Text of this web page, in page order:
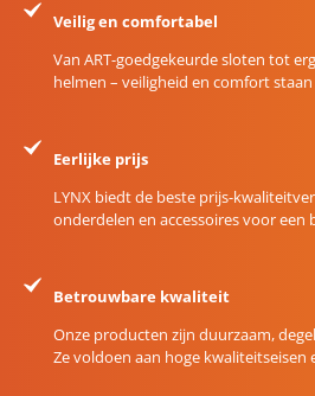
Veilig en comfortabel
Van ART-goedgekeurde sloten tot
helmen – veiligheid en comfort
Eerlijke prijs
LYNX biedt de beste prijs-
onderdelen en accessoires voor een
Betrouwbare kwaliteit
Onze producten zijn duurzaam,
Ze voldoen aan hoge kwaliteitseisen